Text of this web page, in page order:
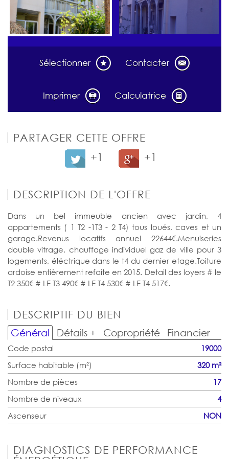
Sélectionner Contacter
Imprimer Calculatrice
PARTAGER CETTE OFFRE
+1
+1
DESCRIPTION DE L'OFFRE
Dans un bel immeuble ancien avec jardin, 4
appartements ( 1 T2 -1T3 - 2 T4) tous loués, caves et un
garage.Revenus locatifs annuel 22644€.Menuiseries
double vitrage, chauffage individuel gaz de ville pour 3
logements, éléctrique dans le t4 du dernier etage.Toiture
ardoise entièrement refaite en 2015. Detail des loyers # le
T2 350€ # LE T3 490€ # LE T4 530€ # LE T4 517€.
DESCRIPTIF DU BIEN
Général Détails + Copropriété Financier
Code postal
19000
Surface habitable (m²)
320 m²
Nombre de pièces
17
Nombre de niveaux
4
Ascenseur
NON
DIAGNOSTICS DE PERFORMANCE